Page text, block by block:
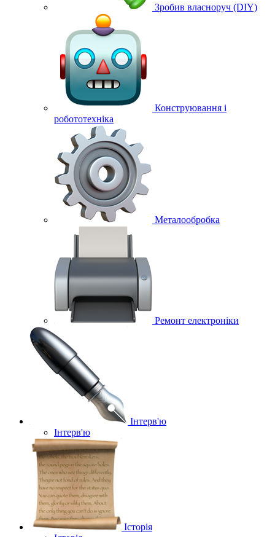
Зробив власноруч (DIY)
Конструювання і
робототехніка
Металообробка
Ремонт електроніки
Інтерв'ю
Інтерв'ю
Історія